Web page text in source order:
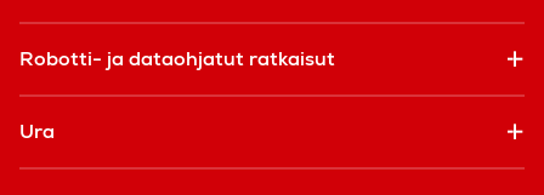
Robotti- ja dataohjatut ratkaisut
Ura